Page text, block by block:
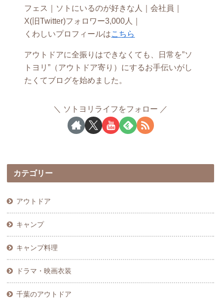
フェス｜ソトにいるのが好きな人｜会社員｜
X(旧Twitter)フォロワー3,000人｜
くわしいプロフィールはこちら
アウトドアに全振りはできなくても、日常を”ソ
トヨリ”（アウトドア寄り）にするお手伝いがし
たくてブログを始めました。
ソトヨリライフをフォロー
カテゴリー
アウトドア
キャンプ
キャンプ料理
ドラマ・映画衣装
千葉のアウトドア